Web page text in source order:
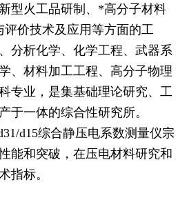
型火工品研制、*高分子材料
价技术及应用等方面的工
分析化学、化学工程、武器系
、材料加工工程、高分子物理
专业，是集基础理论研究、工
于一体的综合性研究所。
d15综合静压电系数测量仪宗
能和突破，在压电材料研究和
指标。